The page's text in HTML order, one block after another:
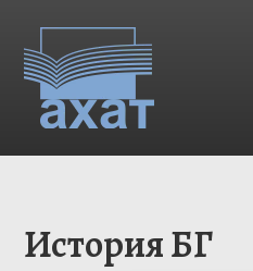
content
История БГ